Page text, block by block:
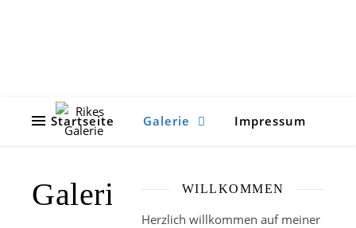
Startseite Galerie Impressum
Galerie WILLKOMMEN
Herzlich willkommen auf meiner